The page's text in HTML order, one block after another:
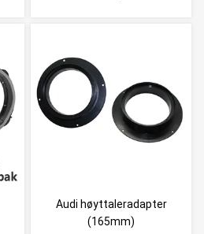
Audi høyttaleradapter
(165mm)